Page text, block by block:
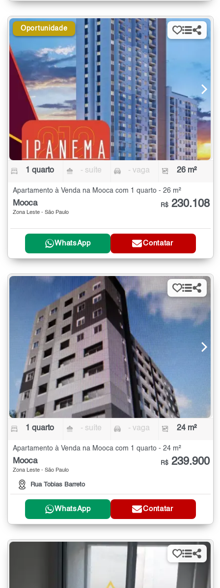
Oportunidade
1 quarto - suíte - vaga 26 m²
Apartamento à Venda na Mooca com 1 quarto - 26 m²
Mooca
Zona Leste - São Paulo
R$ 230.108
WhatsApp Contatar
1 quarto - suíte - vaga 24 m²
Apartamento à Venda na Mooca com 1 quarto - 24 m²
Mooca
Zona Leste - São Paulo
Rua Tobias Barreto
R$ 239.900
WhatsApp Contatar